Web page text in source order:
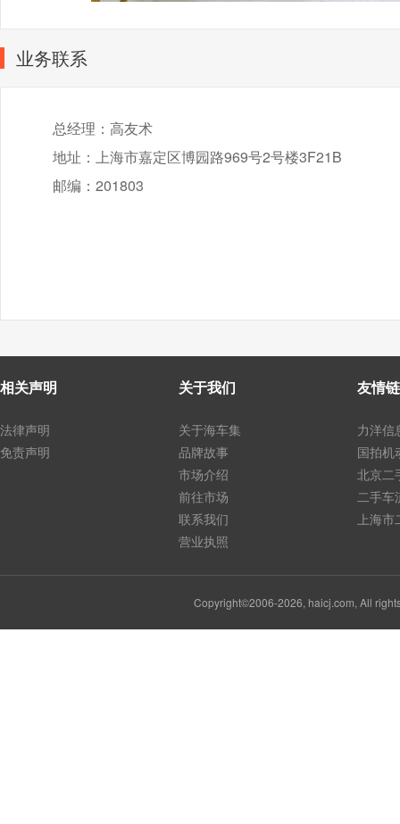
业务联系
总经理：高友术
地址：上海市嘉定区博园路969号2号楼3F21B
邮编：201803
相关声明
法律声明
免责声明
关于我们
关于海车集
品牌故事
市场介绍
前往市场
联系我们
营业执照
友情
力洋信
国拍机
北京二
二手车
上海
Copyright©2006-2026, haicj.com, All